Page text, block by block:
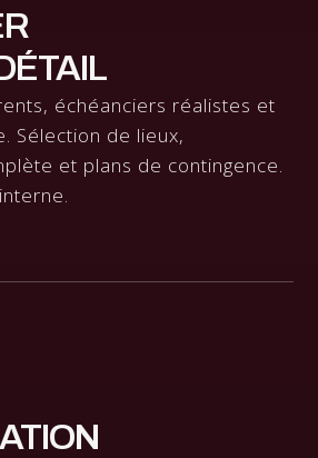
échéanciers réalistes et
Sélection de lieux,
et plans de contingence.